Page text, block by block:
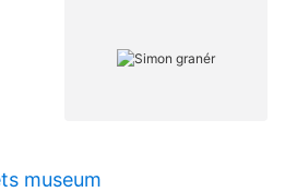
museum